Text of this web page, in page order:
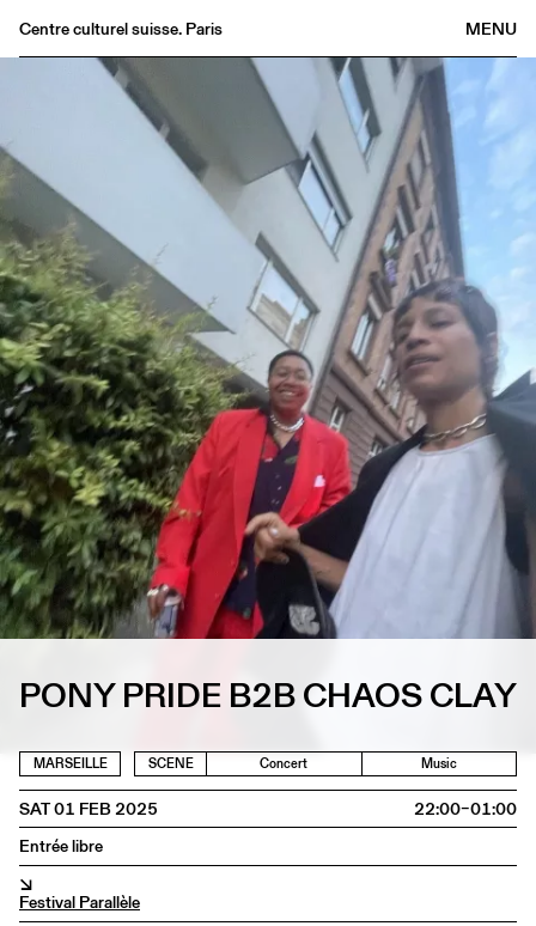
MENU
Centre culturel suisse. Paris
Archives
Medias
Publications
About
FR/EN
PONY PRIDE B2B CHAOS CLAY
MARSEILLE SCENE Concert Music
SAT 01 FEB 2025
22:00–01:00
Entrée libre
↘
Festival Parallèle